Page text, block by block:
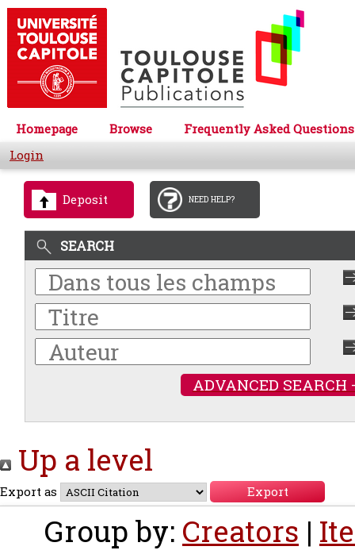
Homepage Browse
Frequently Asked Questions
Login
Deposit NEED HELP?
SEARCH
ADVANCED SEARCH
Up a level
Export as
Group by: Creators |